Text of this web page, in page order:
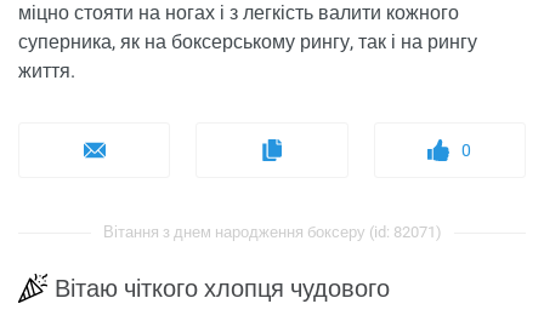
міцно стояти на ногах і з легкість валити кожного
суперника, як на боксерському рингу, так і на рингу
життя.
0
Вітання з днем ​​народження боксеру (id: 82071)
Вітаю чіткого хлопця чудового